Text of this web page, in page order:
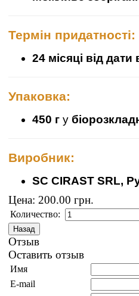
Термін придатності:
24 місяці від
Упаковка:
450 г у
Виробник:
SC CIRAST SRL,
Цена: 200.00 грн.
Количество:
Отзыв
Оставить отзыв
Имя
E-mail